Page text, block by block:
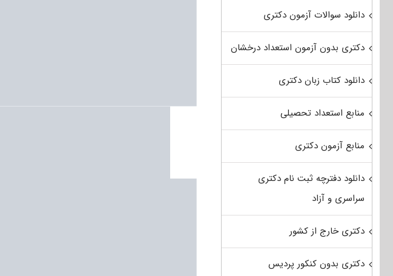
دانلود سوالات آزمون دکتری
دکتری بدون آزمون استعداد درخشان
دانلود کتاب زبان دکتری
منابع استعداد تحصیلی
منابع آزمون دکتری
دانلود دفترچه ثبت نام دکتری
سراسری و آزاد
دکتری خارج از کشور
دکتری بدون کنکور پردیس